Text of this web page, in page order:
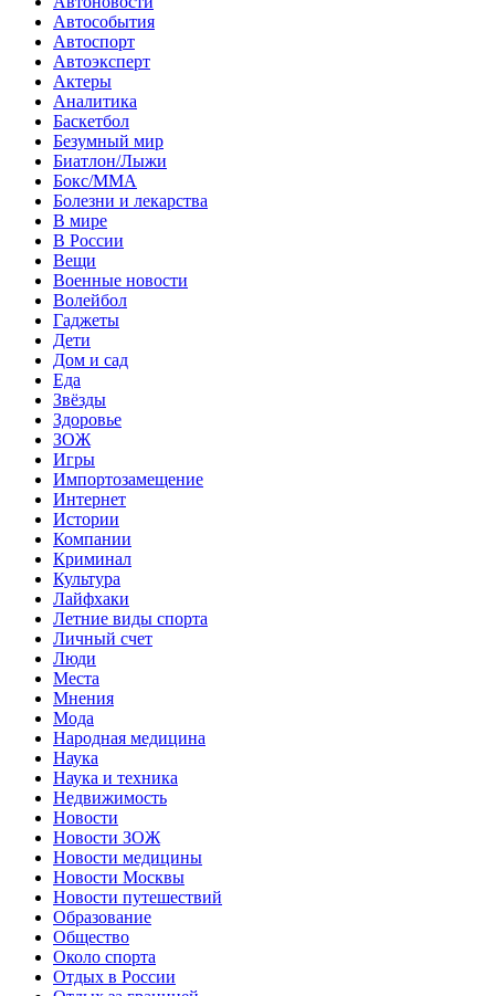
Автособытия
Автоспорт
Автоэксперт
Актеры
Аналитика
Баскетбол
Безумный мир
Биатлон/Лыжи
Бокс/MMA
Болезни и лекарства
В мире
В России
Вещи
Военные новости
Волейбол
Гаджеты
Дети
Дом и сад
Еда
Звёзды
Здоровье
ЗОЖ
Игры
Импортозамещение
Интернет
Истории
Компании
Криминал
Культура
Лайфхаки
Летние виды спорта
Личный счет
Люди
Места
Мнения
Мода
Народная медицина
Наука
Наука и техника
Недвижимость
Новости
Новости ЗОЖ
Новости медицины
Новости Москвы
Новости путешествий
Образование
Общество
Около спорта
Отдых в России